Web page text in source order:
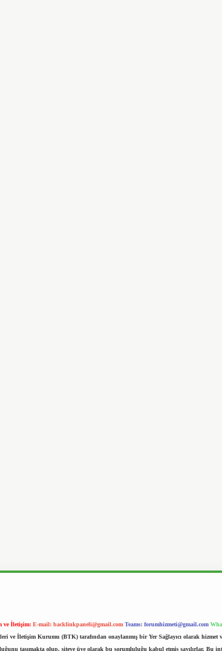
ve İletişim: E-mail: backlinkpaneli@gmail.com Teams: forumhizmeti@gmail.com
ve İletişim Kurumu (BTK) tarafından onaylanmış bir Yer Sağlayıcı olarak
taşımakta olup, siteye üye olarak bu sorumluluğu kabul etmiş sayılırlar. Bu